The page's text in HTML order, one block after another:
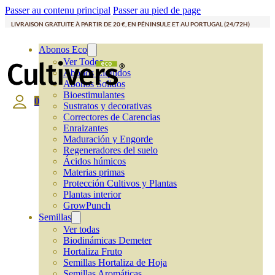
Passer au contenu principal Passer au pied de page
LIVRAISON GRATUITE À PARTIR DE 20 €, EN PÉNINSULE ET AU PORTUGAL (24/72H)
Abonos Eco
Ver Todos
Abonos Líquidos
Abonos Solidos
Bioestimulantes
Sustratos y decorativas
Correctores de Carencias
Enraizantes
Maduración y Engorde
Regeneradores del suelo
Ácidos húmicos
Materias primas
Protección Cultivos y Plantas
Plantas interior
GrowPunch
Semillas
Ver todas
Biodinámicas Demeter
Hortaliza Fruto
Semillas Hortaliza de Hoja
0